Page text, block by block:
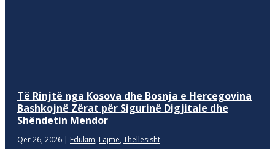
Të Rinjtë nga Kosova dhe Bosnja e Hercegovina
Bashkojnë Zërat për Sigurinë Digjitale dhe
Shëndetin Mendor
Qer 26, 2026 | Edukim, Lajme, Thellesisht